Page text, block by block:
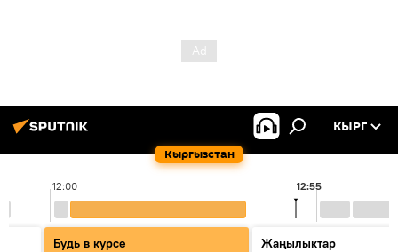
Кыргызстан
КЫРГ
12:00 12:55
Будь в курсе
Жаңылыктар